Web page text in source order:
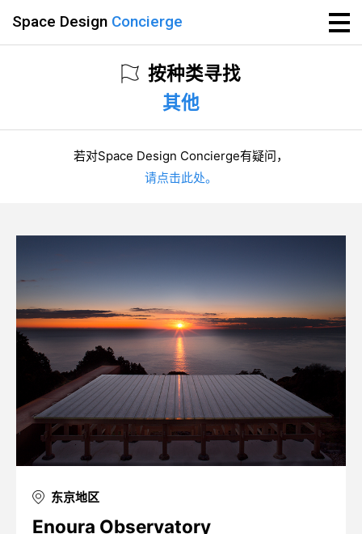
Space Design Concierge
按种类寻找
其他
若对Space Design Concierge有疑问，
请点击此处。
东京地区
Enoura Observatory